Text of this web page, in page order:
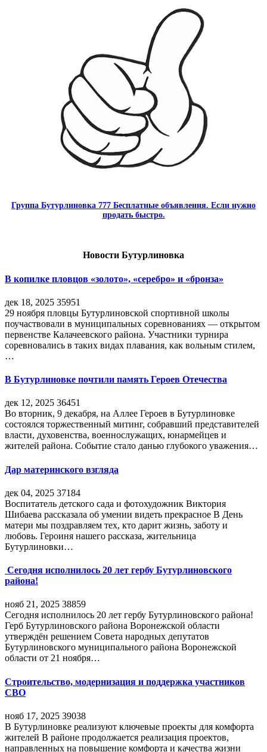
Группа Бутурлиновка 777 Бесплатные объявления. Если нужно
продать быстро.
Новости Бутурлиновка
В копилке пловцов «золото», «серебро» и «бронза»
дек 18, 2025 35951
29 ноября пловцы Бутурлиновской спортивной школы
поучаствовали в муниципальных соревнованиях — открытом
первенстве Калачеевского района. Участники турнира
соревновались в таких видах плавания, как вольным стилем,
…
В Бутурлиновке почтили память Героев Отечества
дек 12, 2025 36451
Во вторник, 9 декабря, на Аллее Героев в Бутурлиновке
состоялся торжественный митинг, собравший представителей
власти, духовенства, военнослужащих, юнармейцев и
жителей района. Событие стало данью глубокого уважения…
Дар материнского взгляда
дек 04, 2025 37184
Воспитатель детского сада и фотохудожник Виктория
Шибаева рассказала об умении видеть прекрасное В День
матери мы поздравляем тех, кто дарит жизнь, заботу и
любовь. Героиня нашего рассказа, жительница
Бутурлиновки…
Сегодня исполнилось 20 лет гербу Бутурлиновского
района!
нояб 21, 2025 38859
Сегодня исполнилось 20 лет гербу Бутурлиновского района!
Герб Бутурлиновского района Воронежской области
утверждён решением Совета народных депутатов
Бутурлиновского муниципального района Воронежской
области от 21 ноября…
Строительство, модернизация и поддержка участников
СВО
нояб 17, 2025 39038
В Бутурлиновке реализуют ключевые проекты для комфорта
жителей В районе продолжается реализация проектов,
направленных на повышение комфорта и качества жизни